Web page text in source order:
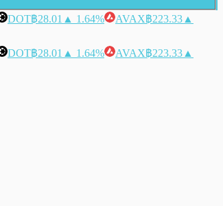
DOT฿28.01 ▲ 1.64% AVAX฿223.33 ▲
DOT฿28.01 ▲ 1.64% AVAX฿223.33 ▲